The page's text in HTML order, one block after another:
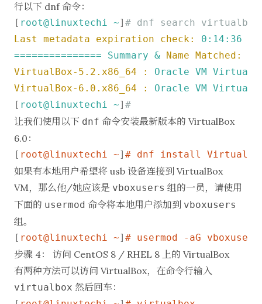
行以下 dnf 命令：
[ root@linuxtechi ~] # dnf search virtualbox
Last metadata expiration check:
0 :14:36
===============
Summary & Name Matched:
VirtualBox-5.2.x86_64 :
Oracle VM
VirtualBox-6.0.x86_64 :
Oracle VM
[ root@linuxtechi ~] #
让我们使用以下 dnf 命令安装最新版本的 VirtualBox
6.0：
[ root@linuxtechi ~] # dnf install
如果有本地用户希望将 usb 设备连接到 VirtualBox
VM，那么他/她应该是 vboxusers 组的一员，请使用
下面的 usermod 命令将本地用户添加到 vboxusers
组。
[ root@linuxtechi ~] # usermod -aG vboxusers
步骤 4： 访问 CentOS 8 / RHEL 8 上的 VirtualBox
有两种方法可以访问 VirtualBox，在命令行输入
virtualbox 然后回车：